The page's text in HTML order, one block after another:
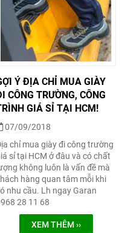
Ý ĐỊA CHỈ MUA GIÀY
CÔNG TRƯỜNG, CÔNG
GIÁ SỈ TẠI HCM!
07/09/2018
chỉ mua giày đi công trường
sỉ tại HCM ở đâu và có chất
không luôn là vấn đề mà
hàng quan tâm mỗi khi
nhu cầu. Lh ngay Garan
28 11 68
XEM THÊM ››